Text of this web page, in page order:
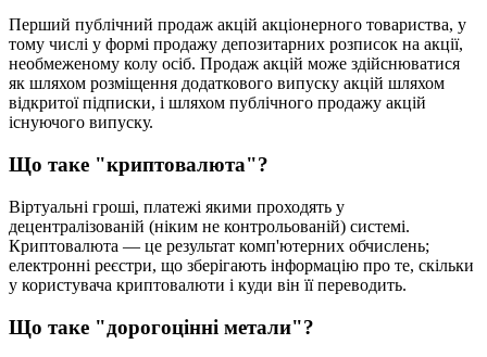
Перший публічний продаж акцій акціонерного товариства, у
тому числі у формі продажу депозитарних розписок на акції,
необмеженому колу осіб. Продаж акцій може здійснюватися
як шляхом розміщення додаткового випуску акцій шляхом
відкритої підписки, і шляхом публічного продажу акцій
існуючого випуску.
Що таке "криптовалюта"?
Віртуальні гроші, платежі якими проходять у
децентралізованій (ніким не контрольованій) системі.
Криптовалюта — це результат комп'ютерних обчислень;
електронні реєстри, що зберігають інформацію про те, скільки
у користувача криптовалюти і куди він її переводить.
Що таке "дорогоцінні метали"?